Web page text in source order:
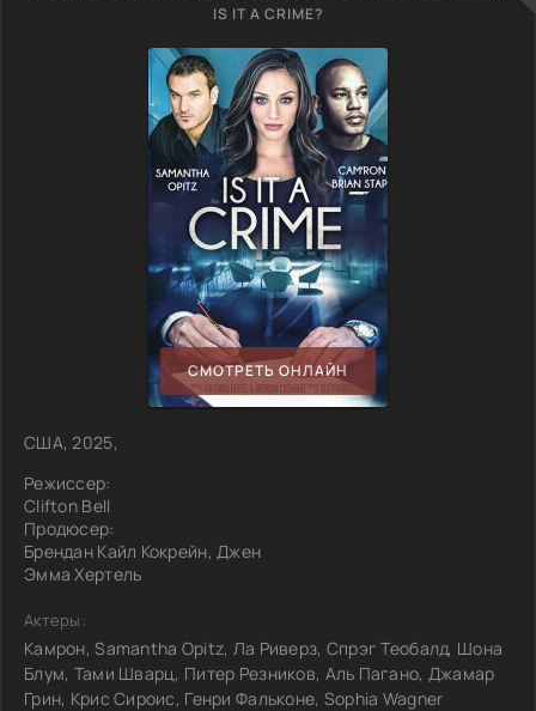
IS IT A CRIME?
СМОТРЕТЬ ОНЛАЙН
США, 2025,
Режиссер:
Clifton Bell
Продюсер:
Брендан Кайл Кокрейн, Джен
Эмма Хертель
Актеры:
Камрон, Samantha Opitz, Ла Риверз, Спрэг Теобалд, Шона
Блум, Тами Шварц, Питер Резников, Аль Пагано, Джамар
Грин, Крис Сироис, Генри Фальконе, Sophia Wagner